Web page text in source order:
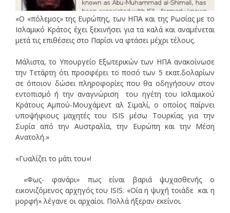
«Ο «πόλεμος» της Ευρώπης, των ΗΠΑ και της Ρωσίας με το
Ισλαμικό Κράτος έχει ξεκινήσει για τα καλά και αναμένεται
μετά τις επιθέσεις στο Παρίσι να φτάσει μέχρι τέλους.
Μάλιστα, το Υπουργείο Εξωτερικών των ΗΠΑ ανακοίνωσε
την Τετάρτη ότι προσφέρει το ποσό των 5 εκατ.δολαρίων
σε όποιον δώσει πληροφορίες που θα οδηγήσουν στον
εντοπισμό ή την αναγνώριση του ηγέτη του Ισλαμικού
Κράτους Αμπού-Μουχάμεντ αλ Σιμαλί, ο οποίος παίρνει
υποψήφιους μαχητές του ISIS μέσω Τουρκίας για την
Συρία από την Αυστραλία, την Ευρώπη και την Μέση
Ανατολή.»
«Γυαλίζει το μάτι του»!
«Φως- φανάρι» πως είναι βαριά ψυχασθενής ο
εικονιζόμενος αρχηγός του ISIS. «Οία η ψυχή τοιάδε και η
μορφή» λέγανε οι αρχαίοι. Πολλά ήξεραν εκείνοι.